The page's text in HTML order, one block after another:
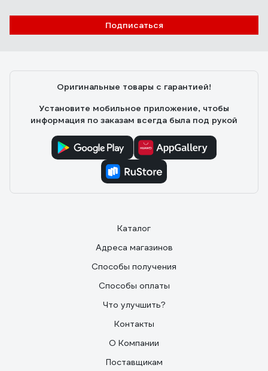
Подписаться
Оригинальные товары с гарантией!
Установите мобильное приложение, чтобы
информация по заказам всегда была под рукой
Каталог
Адреса магазинов
Способы получения
Способы оплаты
Что улучшить?
Контакты
О Компании
Поставщикам